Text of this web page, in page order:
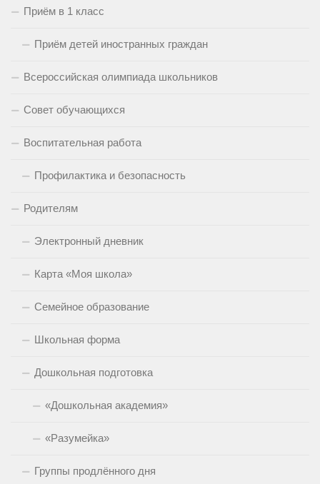
Приём в 1 класс
Приём детей иностранных граждан
Всероссийская олимпиада школьников
Совет обучающихся
Воспитательная работа
Профилактика и безопасность
Родителям
Электронный дневник
Карта «Моя школа»
Семейное образование
Школьная форма
Дошкольная подготовка
«Дошкольная академия»
«Разумейка»
Группы продлённого дня